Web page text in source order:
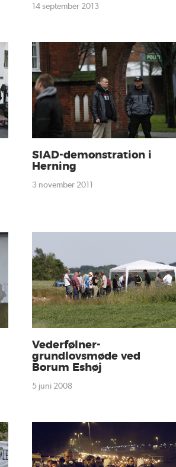
14 september 2013
SIAD-demonstration i
Herning
3 november 2011
Vederfølner-
grundlovsmøde ved
Borum Eshøj
5 juni 2008